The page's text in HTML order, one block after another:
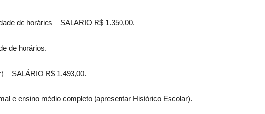
de horários – SALÁRIO R$ 1.350,00.
de horários.
– SALÁRIO R$ 1.493,00.
e ensino médio completo (apresentar Histórico Escolar).